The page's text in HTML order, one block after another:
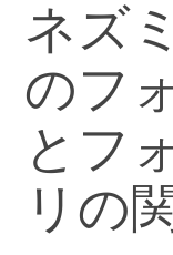
ネズ
のフ
とフ
リの